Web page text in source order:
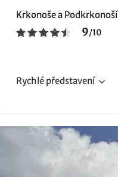
Krkonoše a Podkrkonoší
9/10
Rychlé představení